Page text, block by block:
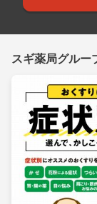
スギ薬局グルー